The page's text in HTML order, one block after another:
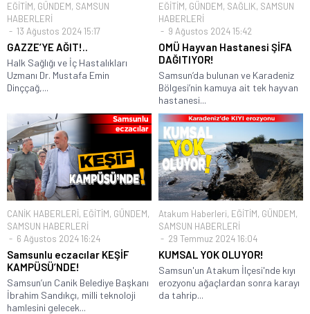
EĞİTİM, GÜNDEM, SAMSUN
HABERLERİ
13 Ağustos 2024 15:17
GAZZE’YE AĞIT!..
Halk Sağlığı ve İç Hastalıkları
Uzmanı Dr. Mustafa Emin
Dinççağ,...
EĞİTİM, GÜNDEM, SAĞLIK, SAMSUN
HABERLERİ
9 Ağustos 2024 15:42
OMÜ Hayvan Hastanesi ŞİFA
DAĞITIYOR!
Samsun’da bulunan ve Karadeniz
Bölgesi’nin kamuya ait tek hayvan
hastanesi...
CANİK HABERLERİ, EĞİTİM, GÜNDEM,
SAMSUN HABERLERİ
6 Ağustos 2024 16:24
Samsunlu eczacılar KEŞİF
KAMPÜSÜ’NDE!
Samsun’un Canik Belediye Başkanı
İbrahim Sandıkçı, milli teknoloji
hamlesini gelecek...
Atakum Haberleri, EĞİTİM, GÜNDEM,
SAMSUN HABERLERİ
29 Temmuz 2024 16:04
KUMSAL YOK OLUYOR!
Samsun'un Atakum İlçesi'nde kıyı
erozyonu ağaçlardan sonra karayı
da tahrip...